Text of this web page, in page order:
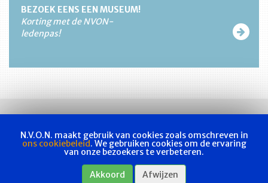
BEZOEK EENS EEN MUSEUM!
Korting met de NVON-
ledenpas!
Actueel Les & examen Bladen
Privacyverklaring
N.V.O.N. maakt gebruik van cookies zoals omschreven in
ons cookiebeleid. We gebruiken cookies om de ervaring
van onze bezoekers te verbeteren.
Akkoord Afwijzen